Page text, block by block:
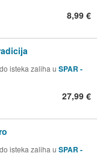
8,99 €
isteka zaliha u SPAR -
27,99 €
isteka zaliha u SPAR -